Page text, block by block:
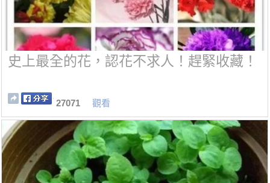
史上最全的花，認花不求人！趕緊收藏！
27071 觀看